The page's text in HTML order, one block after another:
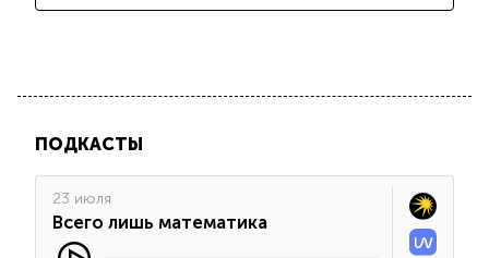
ПОДКАСТЫ
23 июля
Всего лишь математика